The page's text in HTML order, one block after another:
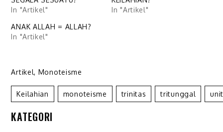
In "Artikel"
In "Artikel"
ANAK ALLAH = ALLAH?
In "Artikel"
Artikel, Monoteisme
Keilahian Monoteisme Trinitas Tritunggal
KATEGORI